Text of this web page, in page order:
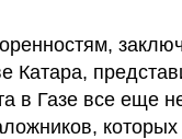
Катара,
в Газе все еще